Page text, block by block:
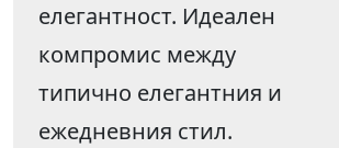
елегантност. Идеален
компромис между
типично елегантния и
ежедневния стил.